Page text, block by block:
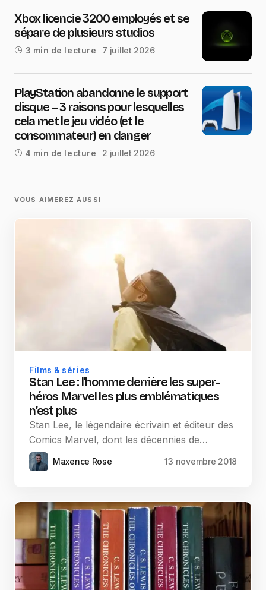
Xbox licencie 3200 employés et se
sépare de plusieurs studios
3 min de lecture 7 juillet 2026
PlayStation abandonne le support
disque – 3 raisons pour lesquelles
cela met le jeu vidéo (et le
consommateur) en danger
4 min de lecture 2 juillet 2026
VOUS AIMEREZ AUSSI
Films & séries
Stan Lee : l’homme derrière les super-
héros Marvel les plus emblématiques
n’est plus
Stan Lee, le légendaire écrivain et éditeur des
Comics Marvel, dont les décennies de…
Maxence Rose 13 novembre 2018